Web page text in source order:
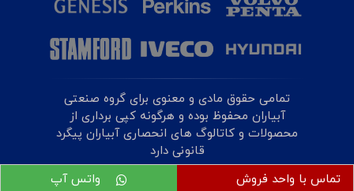
تمامی حقوق مادی و معنوی برای گروه صنعتی
آبیاران محفوظ بوده و هرگونه کپی برداری از
محصولات و کاتالوگ های انحصاری آبیاران پیگرد
قانونی دارد
تماس با واحد فروش
واتس آپ